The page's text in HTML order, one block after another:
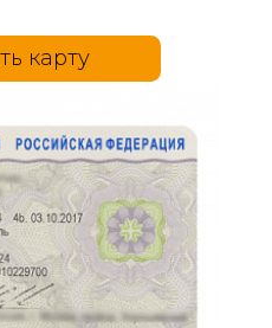
карту